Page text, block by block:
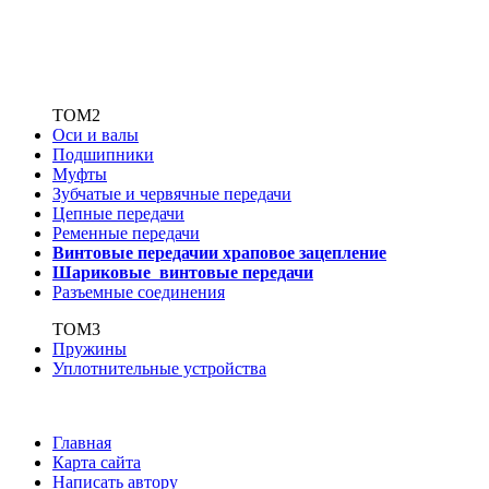
ТОМ2
Оси и валы
Подшипники
Муфты
Зубчатые и червячные передачи
Цепные передачи
Ременные передачи
Винтовые передачии храповое зацепление
Шариковые винтовые передачи
Разъемные соединения
ТОМ3
Пружины
Уплотнительные устройства
Главная
Карта сайта
Написать автору